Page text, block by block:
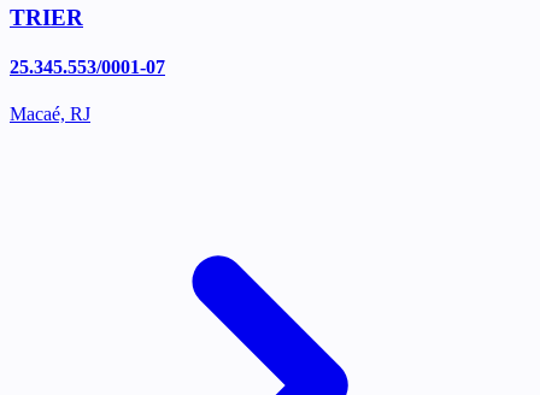
TRIER
25.345.553/0001-07
Macaé, RJ